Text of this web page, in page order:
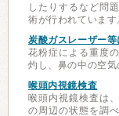
したりするなど問
術が行われています
炭酸ガスレーザー等
花粉症による重度
灼し、鼻の中の空気
喉頭内視鏡検査
喉頭内視鏡検査は
の周辺の状態を調